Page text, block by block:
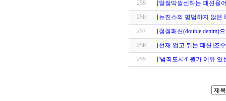
259
[알잘딱깔센하는 패션용
258
[뉴진스의 평범하지 않은
257
[청청패션(double denim)
256
[선재 업고 튀는 패션]조
255
['범죄도시4' 뭔가 이유